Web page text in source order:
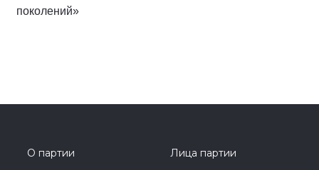
поколений»
О партии
Лица партии